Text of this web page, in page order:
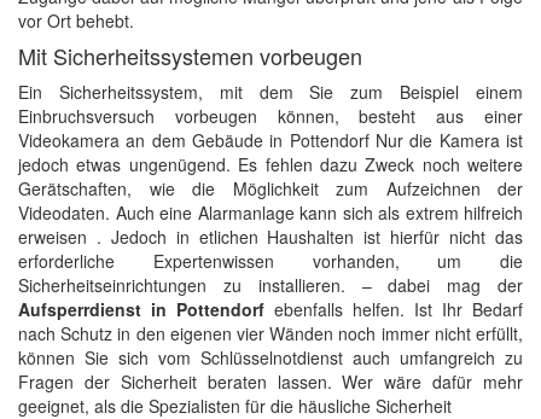
vor Ort behebt.
Mit Sicherheitssystemen vorbeugen
Ein Sicherheitssystem, mit dem Sie zum Beispiel einem
Einbruchsversuch vorbeugen können, besteht aus einer
Videokamera an dem Gebäude in Pottendorf Nur die Kamera ist
jedoch etwas ungenügend. Es fehlen dazu Zweck noch weitere
Gerätschaften, wie die Möglichkeit zum Aufzeichnen der
Videodaten. Auch eine Alarmanlage kann sich als extrem hilfreich
erweisen . Jedoch in etlichen Haushalten ist hierfür nicht das
erforderliche Expertenwissen vorhanden, um die
Sicherheitseinrichtungen zu installieren. – dabei mag der
Aufsperrdienst in Pottendorf ebenfalls helfen. Ist Ihr Bedarf
nach Schutz in den eigenen vier Wänden noch immer nicht erfüllt,
können Sie sich vom Schlüsselnotdienst auch umfangreich zu
Fragen der Sicherheit beraten lassen. Wer wäre dafür mehr
geeignet, als die Spezialisten für die häusliche Sicherheit